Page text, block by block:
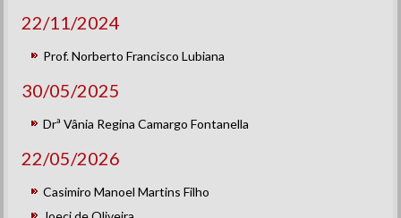
22/11/2024
Prof. Norberto Francisco Lubiana
30/05/2025
Drª Vânia Regina Camargo Fontanella
22/05/2026
Casimiro Manoel Martins Filho